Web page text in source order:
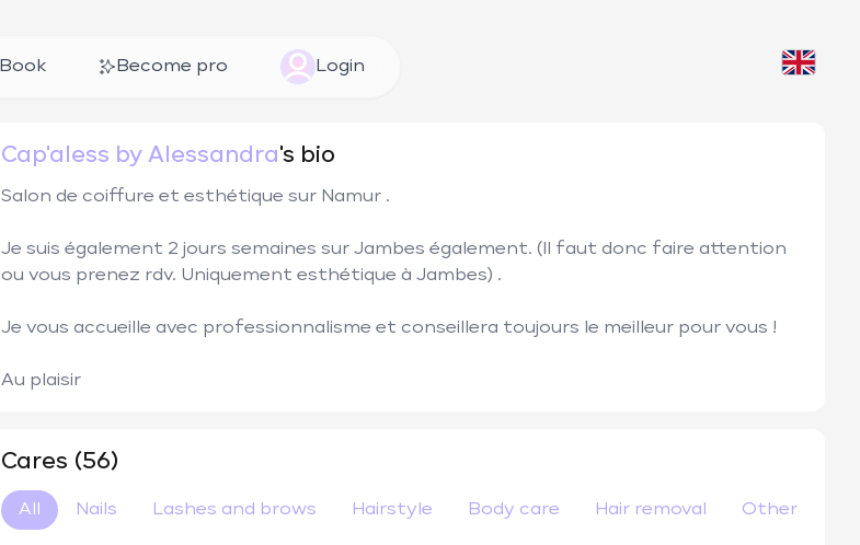
Book Become pro Login
Cap'aless by Alessandra's bio
Salon de coiffure et esthétique sur Namur .
Je suis également 2 jours semaines sur Jambes également. (Il faut donc faire attention
ou vous prenez rdv. Uniquement esthétique à Jambes) .
Je vous accueille avec professionnalisme et conseillera toujours le meilleur pour vous !
Au plaisir
Cares (56)
All Nails Lashes and brows Hairstyle Body care Hair removal Other